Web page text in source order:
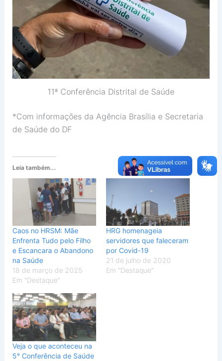
11ª Conferência Distrital de Saúde
*Com informações da Agência Brasília e Secretaria
de Saúde do DF
Leia também...
Caos no HRSM: Mãe
Enfrenta Tudo pelo Filho
e Escancara o Abandono
na Saúde
18 de março de 2025
Em "Destaque"
HRG homenageia
servidores que faleceram
por Covid-19
21 de julho de 2020
Em "Destaque"
Veja o que aconteceu na
5° Conferência de Saúde